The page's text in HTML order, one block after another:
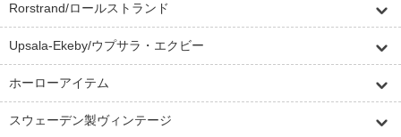
Rorstrand/ロールストランド
Upsala-Ekeby/ウプサラ・エクビー
ホーローアイテム
スウェーデン製ヴィンテージ